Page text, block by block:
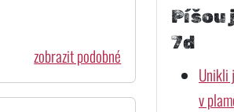
zobrazit podobné
Píšou
7d
Unikli
v